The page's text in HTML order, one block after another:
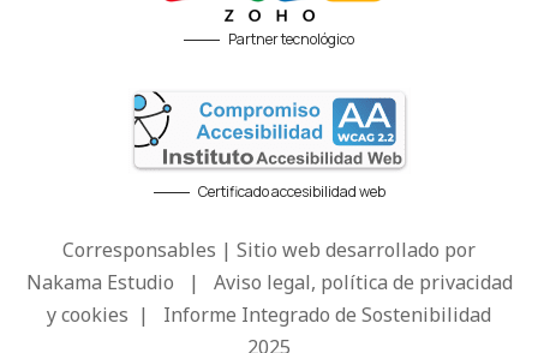
Partner tecnológico
Certificado accesibilidad web
Corresponsables | Sitio web desarrollado por
Nakama Estudio | Aviso legal, política de privacidad
y cookies | Informe Integrado de Sostenibilidad
2025